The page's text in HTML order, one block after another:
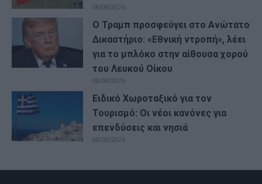
08/08/2026
Ο Τραμπ προσφεύγει στο Ανώτατο
Δικαστήριο: «Εθνική ντροπή», λέει
για το μπλόκο στην αίθουσα χορού
του Λευκού Οίκου
08/08/2026
Ειδικό Χωροταξικό για τον
Τουρισμό: Οι νέοι κανόνες για
επενδύσεις και νησιά
08/08/2026